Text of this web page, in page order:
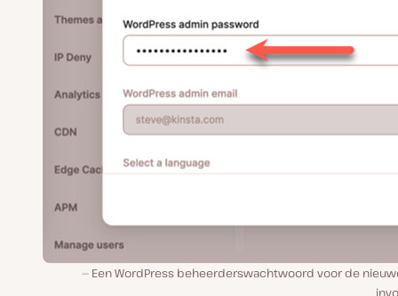
Een WordPress beheerderswachtwoord voor de